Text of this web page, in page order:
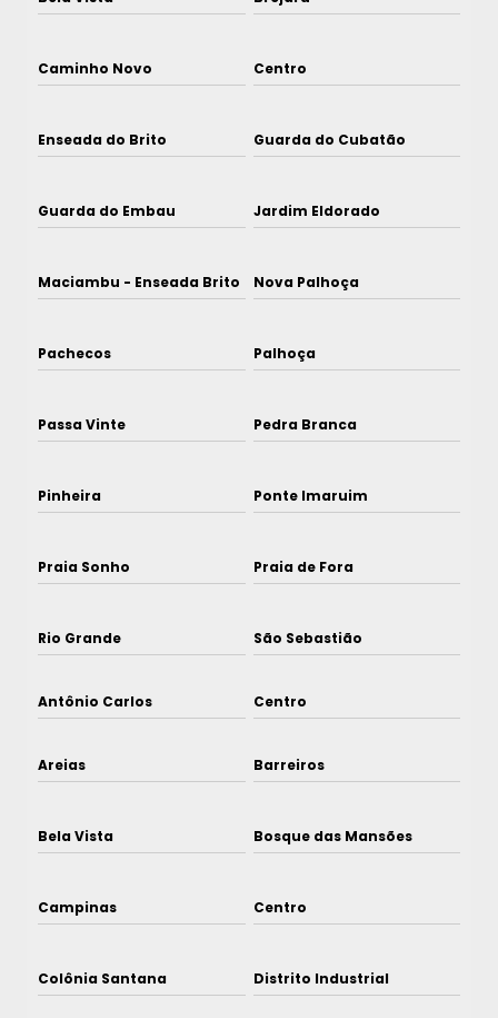
Caminho Novo Centro
Enseada do Brito Guarda do Cubatão
Guarda do Embau Jardim Eldorado
Maciambu - Enseada Brito Nova Palhoça
Pachecos Palhoça
Passa Vinte Pedra Branca
Pinheira Ponte Imaruim
Praia Sonho Praia de Fora
Rio Grande São Sebastião
Antônio Carlos Centro
Areias Barreiros
Bela Vista Bosque das Mansões
Campinas Centro
Colônia Santana Distrito Industrial